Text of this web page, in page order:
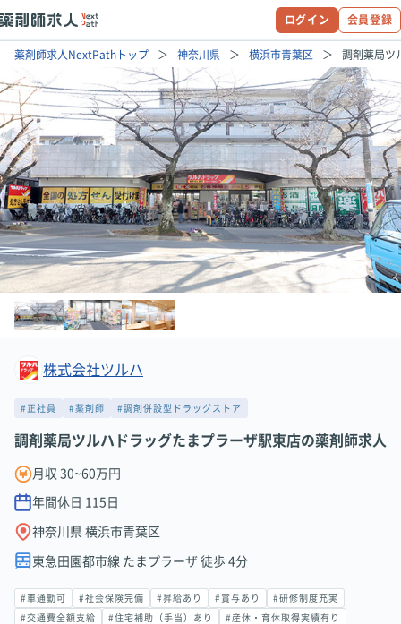
ログイン 会員登録
薬剤師求人NextPathトップ 神奈川県 横浜市青葉区 調剤薬局ツ
株式会社ツルハ
#正社員 #薬剤師 #調剤併設型ドラッグストア
調剤薬局ツルハドラッグたまプラーザ駅東店の薬剤師求人
月収 30~60万円
年間休日 115 日
神奈川県 横浜市青葉区
東急田園都市線 たまプラーザ 徒歩 4分
#車通勤可 #社会保険完備 #昇給あり #賞与あり #研修制度充実
#交通費全額支給 #住宅補助（手当）あり #産休・育休取得実績有り